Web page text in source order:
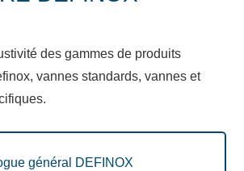
des gammes de produits
vannes standards, vannes et
général DEFINOX